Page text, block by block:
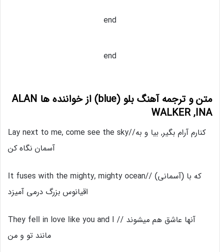
end
end
متن و ترجمه آهنگ بلو (blue) از خواننده ها ALAN
WALKER ,INA
Lay next to me, come see the sky//کنارم آرام بگیر, بیا و به
آسمان نگاه کن
It fuses with the mighty, mighty ocean// (آسمانی) که با
اقیانوس بزرگ درمی آمیزد
They fell in love like you and I // آنها عاشق هم میشوند
مانند تو و من